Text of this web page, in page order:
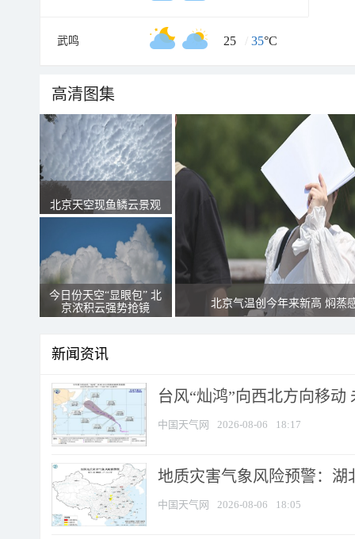
武鸣 25 / 35°C
高清图集
北京天空现鱼鳞云景观
今日份天空“显眼包” 北
京浓积云强势抢镜
北京气温创今年来新高 焖蒸
新闻资讯
台风“灿鸿”向西北方向移动
中国天气网 2026-08-06 18:17
地质灾害气象风险预警：湖
中国天气网 2026-08-06 18:05